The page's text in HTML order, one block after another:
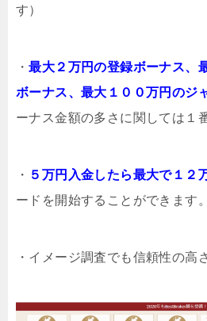
す）
・最大２万円の登録ボーナス、
ボーナス、最大１００万円のジ
ーナス金額の多さに関しては１
・ ５万円入金したら最大で１２
ードを開始することができます。
・イメージ調査でも信頼性の高